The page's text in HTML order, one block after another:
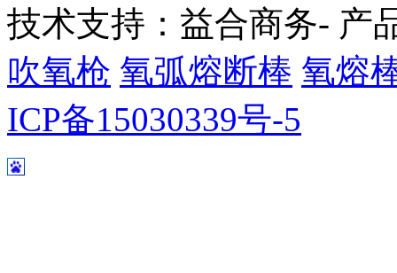
技术支持：益合商务- 产
吹氧枪 氧弧熔断棒 氧熔
ICP备15030339号-5